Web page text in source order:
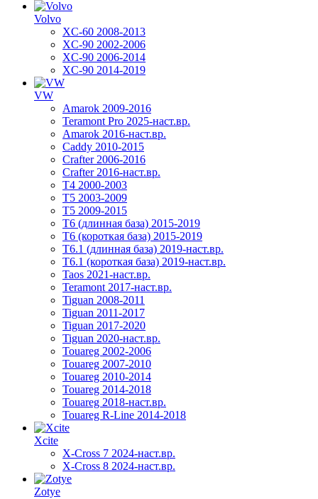
Volvo
XC-60 2008-2013
XC-90 2002-2006
XC-90 2006-2014
XC-90 2014-2019
VW
Amarok 2009-2016
Teramont Pro 2025-наст.вр.
Amarok 2016-наст.вр.
Caddy 2010-2015
Crafter 2006-2016
Crafter 2016-наст.вр.
T4 2000-2003
T5 2003-2009
T5 2009-2015
T6 (длинная база) 2015-2019
Т6 (короткая база) 2015-2019
T6.1 (длинная база) 2019-наст.вр.
T6.1 (короткая база) 2019-наст.вр.
Taos 2021-наст.вр.
Teramont 2017-наст.вр.
Tiguan 2008-2011
Tiguan 2011-2017
Tiguan 2017-2020
Tiguan 2020-наст.вр.
Touareg 2002-2006
Touareg 2007-2010
Touareg 2010-2014
Touareg 2014-2018
Touareg 2018-наст.вр.
Touareg R-Line 2014-2018
Xcite
X-Cross 7 2024-наст.вр.
X-Cross 8 2024-наст.вр.
Zotye